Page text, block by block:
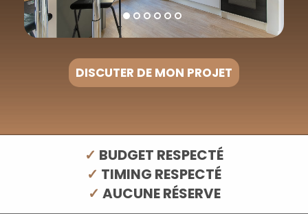
DISCUTER DE MON PROJET
✓ BUDGET RESPECTÉ
✓ TIMING RESPECTÉ
✓ AUCUNE RÉSERVE